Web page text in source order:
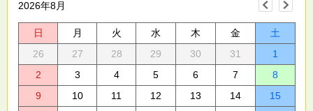
2026年8月
日 月 火 水 木 金
土
26
27 28 29 30 31
1
2
3 4 5 6 7
8
9
10 11 12 13 14
15